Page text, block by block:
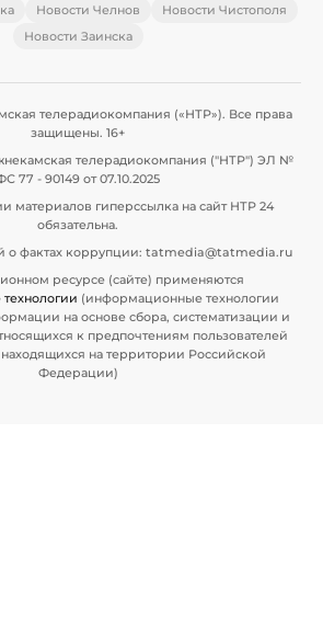
Новости Челнов
Новости Чистополя
Новости Заинска
телерадиокомпания («НТР»). Все права
защищены. 16+
телерадиокомпания ("НТР") ЭЛ №
77 - 90149 от 07.10.2025
материалов гиперссылка на сайт НТР 24
обязательна.
о фактах коррупции: tatmedia@tatmedia.ru
ресурсе (сайте) применяются
(информационные технологии
на основе сбора, систематизации и
к предпочтениям пользователей
находящихся на территории Российской
Федерации)